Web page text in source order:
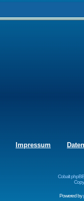
Impressum
Cobalt
Powered by